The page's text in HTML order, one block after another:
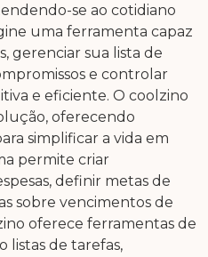
se ao cotidiano
uma ferramenta capaz
gerenciar sua lista de
e controlar
e eficiente. O coolzino
oferecendo
simplificar a vida em
permite criar
definir metas de
sobre vencimentos de
oferece ferramentas de
listas de tarefas,